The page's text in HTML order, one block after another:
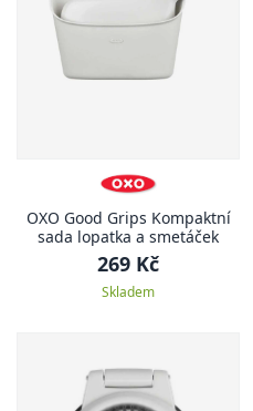
OXO Good Grips Kompaktní
sada lopatka a smetáček
269 Kč
Skladem